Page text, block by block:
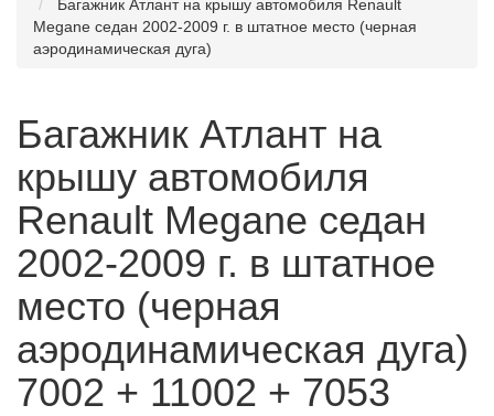
Багажник Атлант на крышу автомобиля Renault
Megane седан 2002-2009 г. в штатное место (черная
аэродинамическая дуга)
Багажник Атлант на
крышу автомобиля
Renault Megane седан
2002-2009 г. в штатное
место (черная
аэродинамическая дуга)
7002 + 11002 + 7053